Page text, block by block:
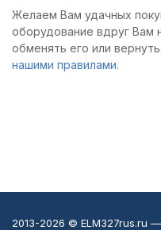
Желаем Вам удачных
оборудование вдруг
обменять его или
нашими правилами.
2013-2026 © ELM327rus.ru